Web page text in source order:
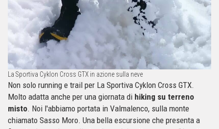
La Sportiva Cyklon Cross GTX in azione sulla neve
Non solo running e trail per La Sportiva Cyklon Cross GTX.
Molto adatta anche per una giornata di hiking su terreno
misto. Noi l'abbiamo portata in Valmalenco, sulla monte
chiamato Sasso Moro. Una bella escursione che presenta a